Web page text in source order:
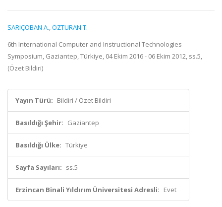
SARIÇOBAN A.,ÖZTURAN T.
6th International Computer and Instructional Technologies
Symposium, Gaziantep, Türkiye, 04 Ekim 2016 - 06 Ekim 2012, ss.5,
(Özet Bildiri)
Yayın Türü: Bildiri / Özet Bildiri
Basıldığı Şehir: Gaziantep
Basıldığı Ülke: Türkiye
Sayfa Sayıları: ss.5
Erzincan Binali Yıldırım Üniversitesi Adresli: Evet